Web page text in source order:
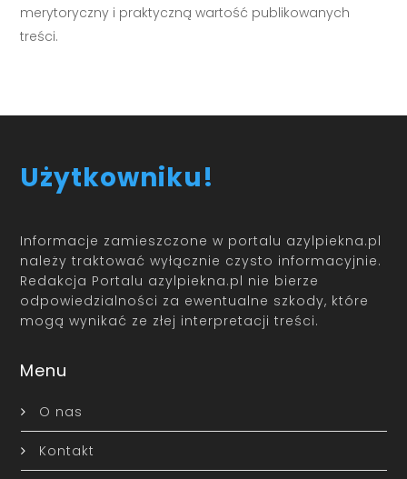
merytoryczny i praktyczną wartość publikowanych
treści.
Użytkowniku!
Informacje zamieszczone w portalu azylpiekna.pl
należy traktować wyłącznie czysto informacyjnie.
Redakcja Portalu azylpiekna.pl nie bierze
odpowiedzialności za ewentualne szkody, które
mogą wynikać ze złej interpretacji treści.
Menu
O nas
Kontakt